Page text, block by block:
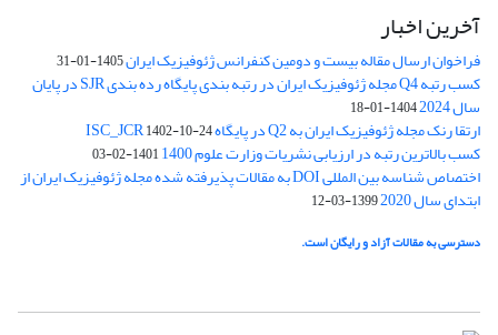
آخرین اخبار
فراخوان ارسال مقاله بیست و دومین کنفرانس ژئوفیزیک ایران1405-01-31
کسب رتبه Q4 مجله ژئوفیزیک ایران در رتبه بندی پایگاه رده بندی SJR در پایان
سال 2024 1404-01-18
ارتقا رنک مجله ژئوفیزیک ایران به Q2 در پایگاه ISC_JCR 1402-10-24
کسب بالاترین رتبه در ارزیابی نشریات وزارت علوم 1400 1401-02-03
اختصاص شناسه بین المللی DOI به مقالات پذیرفته شده مجله ژئوفیزیک ایران از
ابتدای سال 2020 1399-03-12
دسترسی به مقالات آزاد و رایگان است.